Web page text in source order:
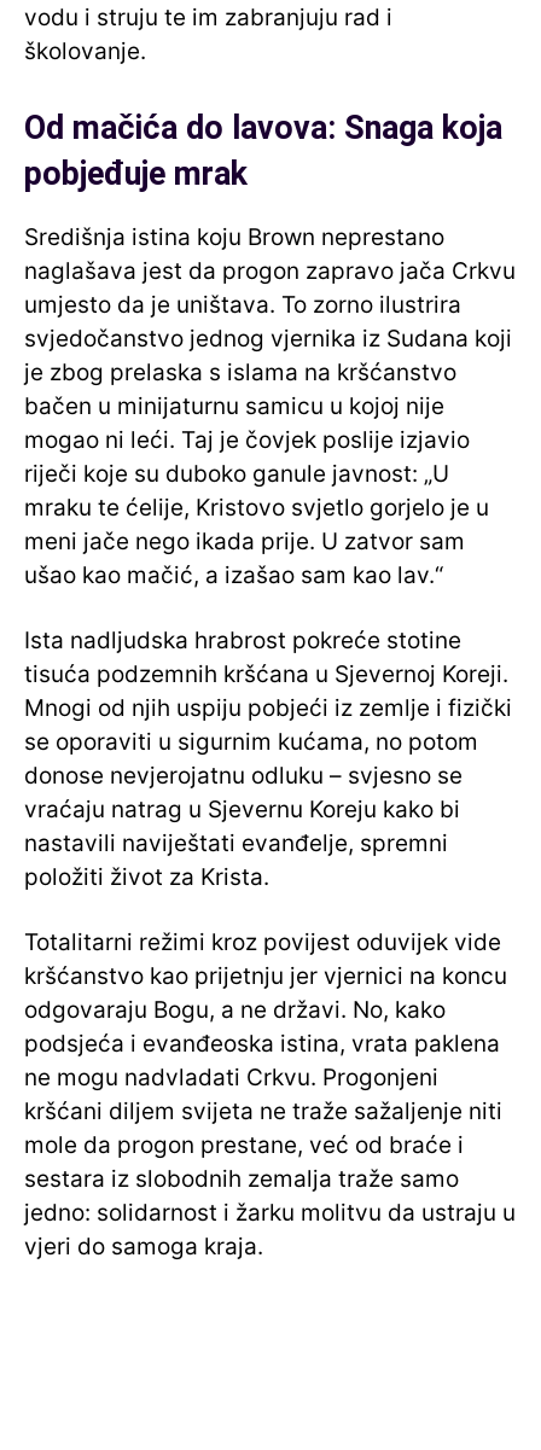
vodu i struju te im zabranjuju rad i
školovanje.
Od mačića do lavova: Snaga koja
pobjeđuje mrak
Središnja istina koju Brown neprestano
naglašava jest da progon zapravo jača Crkvu
umjesto da je uništava. To zorno ilustrira
svjedočanstvo jednog vjernika iz Sudana koji
je zbog prelaska s islama na kršćanstvo
bačen u minijaturnu samicu u kojoj nije
mogao ni leći. Taj je čovjek poslije izjavio
riječi koje su duboko ganule javnost: „U
mraku te ćelije, Kristovo svjetlo gorjelo je u
meni jače nego ikada prije. U zatvor sam
ušao kao mačić, a izašao sam kao lav.“
Ista nadljudska hrabrost pokreće stotine
tisuća podzemnih kršćana u Sjevernoj Koreji.
Mnogi od njih uspiju pobjeći iz zemlje i fizički
se oporaviti u sigurnim kućama, no potom
donose nevjerojatnu odluku – svjesno se
vraćaju natrag u Sjevernu Koreju kako bi
nastavili naviještati evanđelje, spremni
položiti život za Krista.
Totalitarni režimi kroz povijest oduvijek vide
kršćanstvo kao prijetnju jer vjernici na koncu
odgovaraju Bogu, a ne državi. No, kako
podsjeća i evanđeoska istina, vrata paklena
ne mogu nadvladati Crkvu. Progonjeni
kršćani diljem svijeta ne traže sažaljenje niti
mole da progon prestane, već od braće i
sestara iz slobodnih zemalja traže samo
jedno: solidarnost i žarku molitvu da ustraju u
vjeri do samoga kraja.